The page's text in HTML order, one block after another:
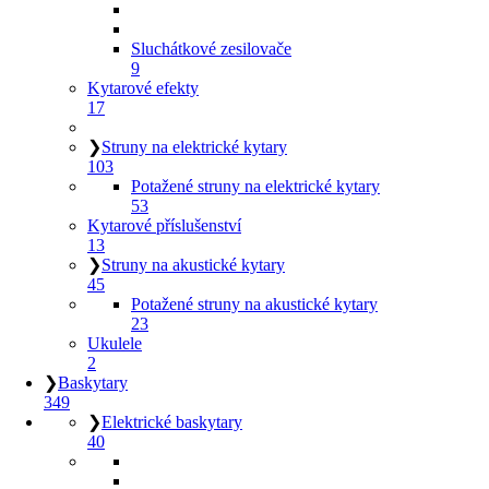
Sluchátkové zesilovače
9
Kytarové efekty
17
❯Struny na elektrické kytary
103
Potažené struny na elektrické kytary
53
Kytarové příslušenství
13
❯Struny na akustické kytary
45
Potažené struny na akustické kytary
23
Ukulele
2
❯Baskytary
349
❯Elektrické baskytary
40